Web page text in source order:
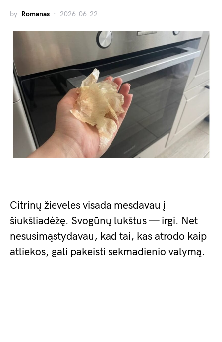
by Romanas 2026-06-22
Citrinų žieveles visada mesdavau į
šiukšliadėžę. Svogūnų lukštus — irgi. Net
nesusimąstydavau, kad tai, kas atrodo kaip
atliekos, gali pakeisti sekmadienio valymą.